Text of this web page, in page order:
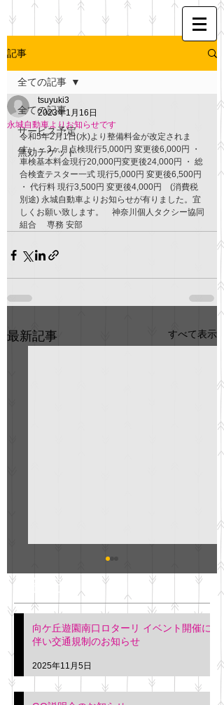
記事
全ての記事
サービス予定
無効チケット
全ての記事
永城自動車よりお知らせです
tsuyuki3
2023年1月16日
令和5年2月1日(水)より整備料金が改定されま
す。・ 3ヶ月点検現行5,000円 変更後6,000円 ・
車検基本料金現行20,000円変更後24,000円 ・ 総
合検査テスター一式 現行5,000円 変更後6,500円
・ 代行料 現行3,500円 変更後4,000円　(消費税
別途) 永城自動車よりお知らせが有りました。宜
しくお願い致します。　神奈川個人タクシー協同
組合 　専務 安部
最新記事 すべて表示
明日(11月6日)午後3時～5
階会議室にてGOの説明会
を行います。 神奈川個人
タクシー協同組合 専務 佐
久間
最新記事
向ケ丘遊園南口ロターリ イベント開催に
伴い交通規制のお知らせ
2025年11月5日